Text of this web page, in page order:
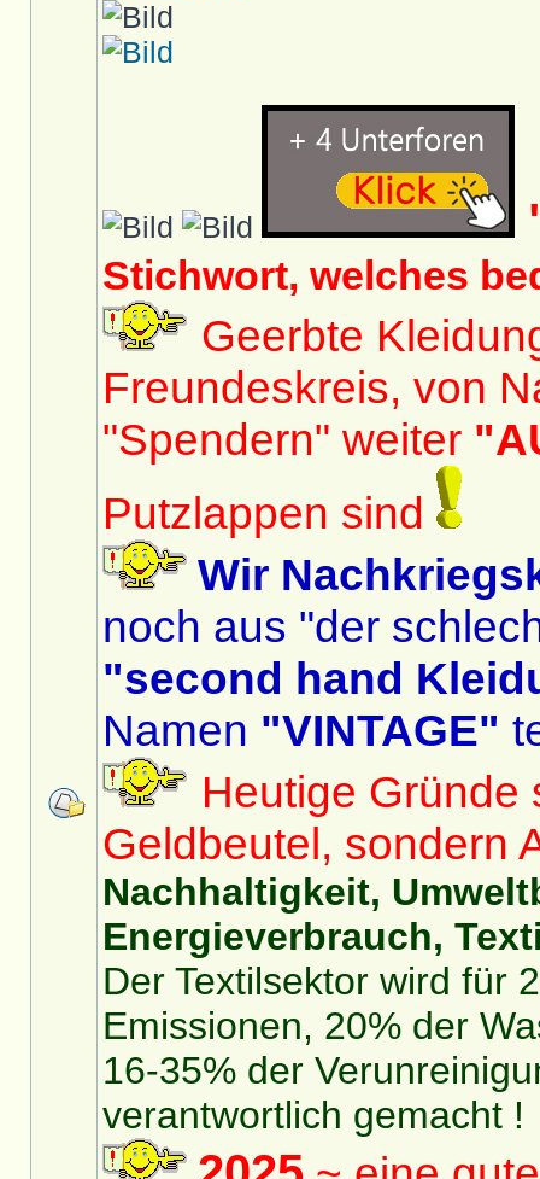
Stichwort, welches
Geerbte
Freundeskreis, von
"Spendern" weiter
Putzlappen sind
Wir
noch aus "der
"second hand
Namen "VINTAGE"
Heutige Gründe
Geldbeutel, sondern
Nachhaltigkeit,
Energieverbrauch,
Der Textilsektor wird für
Emissionen, 20% der
16-35% der
verantwortlich gemacht !